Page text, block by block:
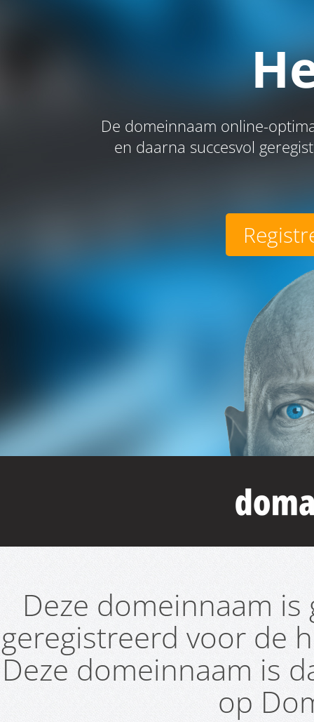
De domeinnaam online-
en daarna succesvol
Deze domeinnaam
geregistreerd voor de
Deze domeinnaam is
op